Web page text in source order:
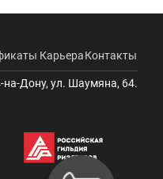
КарьераКонтакты
на-Дону, ул. Шаумяна, 64.